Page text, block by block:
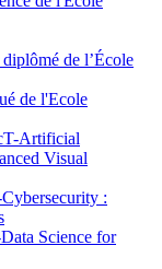
de l’École
de l'Ecole
Artificial
Visual
:
Science for